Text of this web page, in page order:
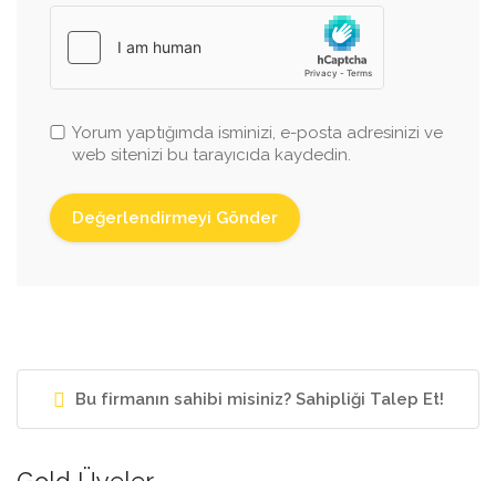
Yorum yaptığımda isminizi, e-posta adresinizi ve
web sitenizi bu tarayıcıda kaydedin.
Bu firmanın sahibi misiniz? Sahipliği Talep Et!